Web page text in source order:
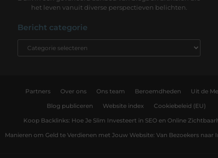
het leven vanuit diverse perspectieven belichten.
Bericht categorie
Partners Over ons Ons team Beroemdheden Uit de
Blog publiceren Website index Cookiebeleid (EU)
Koop Backlinks: Hoe Je Slim Investeert in SEO en Online
Manieren om Geld te Verdienen met Jouw Website: Van Bezoekers naar